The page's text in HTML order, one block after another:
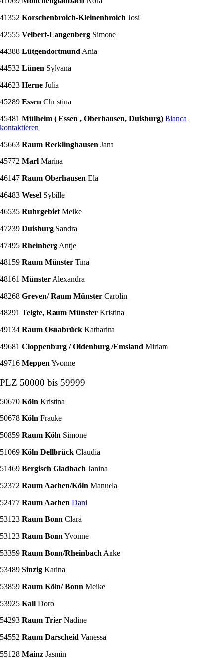
41352 Korschenbroich-Kleinenbroich Josi
42555 Velbert-Langenberg Simone
44388 Lütgendortmund Ania
44532 Lünen Sylvana
44623 Herne Julia
45289 Essen Christina
45481 Mülheim ( Essen , Oberhausen, Duisburg) Bianca
kontaktieren
45663 Raum Recklinghausen Jana
45772 Marl Marina
46147 Raum Oberhausen Ela
46483 Wesel Sybille
46535 Ruhrgebiet Meike
47239 Duisburg Sandra
47495 Rheinberg Antje
48159 Raum Münster Tina
48161 Münster Alexandra
48268 Greven/ Raum Münster Carolin
48291 Telgte, Raum Münster Kristina
49134 Raum Osnabrück Katharina
49681 Cloppenburg / Oldenburg /Emsland Miriam
49716 Meppen Yvonne
PLZ 50000 bis 59999
50670 Köln Kristina
50678 Köln Frauke
50859 Raum Köln Simone
51069 Köln Dellbrück Claudia
51469 Bergisch Gladbach Janina
52372 Raum Aachen/Köln Manuela
52477 Raum Aachen Dani
53123 Raum Bonn Clara
53123 Raum Bonn Yvonne
53359 Raum Bonn/Rheinbach Anke
53489 Sinzig Karina
53859 Raum Köln/ Bonn Meike
53925 Kall Doro
54293 Raum Trier Nadine
54552 Raum Darscheid Vanessa
55128 Mainz Jasmin